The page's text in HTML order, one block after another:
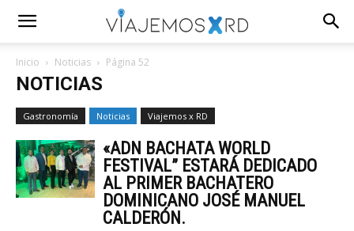
Inicio Noticias Página 52
NOTICIAS
Gastronomía Noticias Viajemos x RD
«ADN BACHATA WORLD
FESTIVAL” ESTARÁ DEDICADO
AL PRIMER BACHATERO
DOMINICANO JOSÉ MANUEL
CALDERÓN.